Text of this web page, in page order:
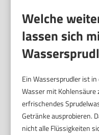
Welche
lassen sich
Ein Wassersprudler ist
Wasser mit Kohlensäure
erfrischendes
Getränke ausprobieren.
nicht alle Flüssigkeiten